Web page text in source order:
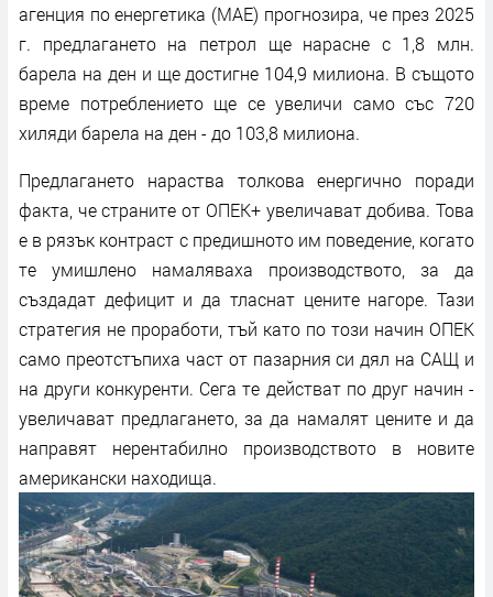
агенция по енергетика (МАЕ) прогнозира, че през 2025
г. предлагането на петрол ще нарасне с 1,8 млн.
барела на ден и ще достигне 104,9 милиона. В същото
време потреблението ще се увеличи само със 720
хиляди барела на ден - до 103,8 милиона.
Предлагането нараства толкова енергично поради
факта, че страните от ОПЕК+ увеличават добива. Това
е в рязък контраст с предишното им поведение, когато
те умишлено намаляваха производството, за да
създадат дефицит и да тласнат цените нагоре. Тази
стратегия не проработи, тъй като по този начин ОПЕК
само преотстъпиха част от пазарния си дял на САЩ и
на други конкуренти. Сега те действат по друг начин -
увеличават предлагането, за да намалят цените и да
направят нерентабилно производството в новите
американски находища.